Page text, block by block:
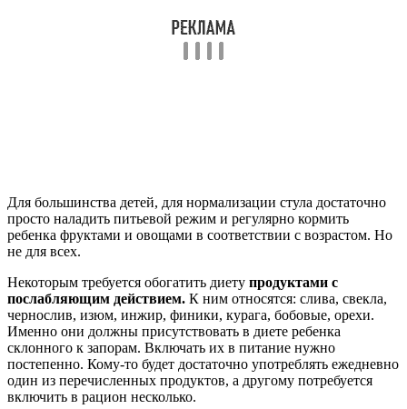
Для большинства детей, для нормализации стула достаточно
просто наладить питьевой режим и регулярно кормить
ребенка фруктами и овощами в соответствии с возрастом. Но
не для всех.
Некоторым требуется обогатить диету продуктами с
послабляющим действием. К ним относятся: слива, свекла,
чернослив, изюм, инжир, финики, курага, бобовые, орехи.
Именно они должны присутствовать в диете ребенка
склонного к запорам. Включать их в питание нужно
постепенно. Кому-то будет достаточно употреблять ежедневно
один из перечисленных продуктов, а другому потребуется
включить в рацион несколько.